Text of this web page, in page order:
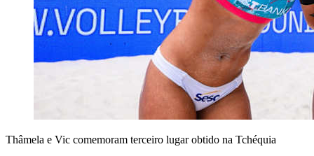
Thâmela e Vic comemoram terceiro lugar obtido na Tchéquia